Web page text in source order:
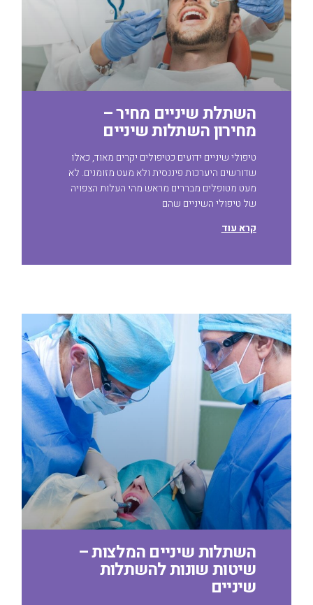
השתלת שיניים מחיר –
מחירון השתלות שיניים
טיפולי שיניים ידועים כטיפולים יקרים מאוד, כאלו
שדורשים היערכות פיננסית ולא מעט מזומנים. לא
מעט מטופלים מבררים מראש מהי העלות הצפויה
של טיפולי השיניים שהם
קרא עוד
השתלות שיניים המלצות –
שיטות שונות להשתלות
שיניים